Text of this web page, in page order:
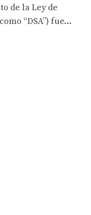
de la Ley de
“DSA”) fue…